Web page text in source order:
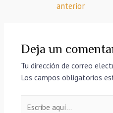
anterior
Deja un
Tu dirección de correo
Los campos obligatorios